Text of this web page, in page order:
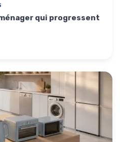
qui progressent